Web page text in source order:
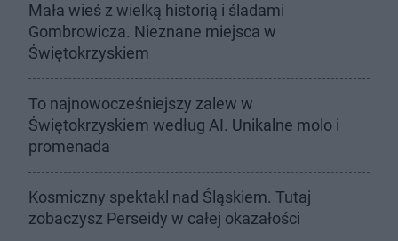
Mała wieś z wielką historią i śladami
Gombrowicza. Nieznane miejsca w
Świętokrzyskiem
To najnowocześniejszy zalew w
Świętokrzyskiem według AI. Unikalne molo i
promenada
Kosmiczny spektakl nad Śląskiem. Tutaj
zobaczysz Perseidy w całej okazałości